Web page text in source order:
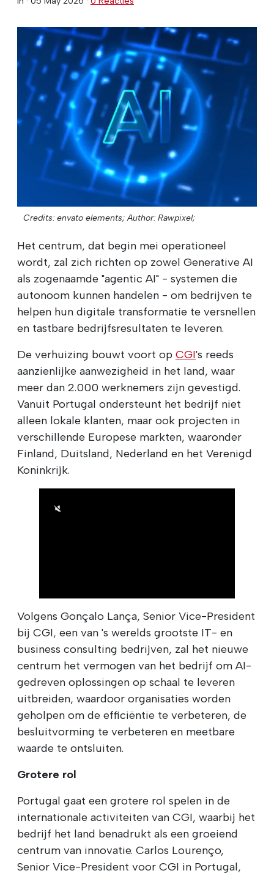
Credits: envato elements; Author: Rawpixel;
Het centrum, dat begin mei operationeel
wordt, zal zich richten op zowel Generative AI
als zogenaamde "agentic AI" - systemen die
autonoom kunnen handelen - om bedrijven te
helpen hun digitale transformatie te versnellen
en tastbare bedrijfsresultaten te leveren.
De verhuizing bouwt voort op CGI's reeds
aanzienlijke aanwezigheid in het land, waar
meer dan 2.000 werknemers zijn gevestigd.
Vanuit Portugal ondersteunt het bedrijf niet
alleen lokale klanten, maar ook projecten in
verschillende Europese markten, waaronder
Finland, Duitsland, Nederland en het Verenigd
Koninkrijk.
Volgens Gonçalo Lança, Senior Vice-President
bij CGI, een van 's werelds grootste IT- en
business consulting bedrijven, zal het nieuwe
centrum het vermogen van het bedrijf om AI-
gedreven oplossingen op schaal te leveren
uitbreiden, waardoor organisaties worden
geholpen om de efficiëntie te verbeteren, de
besluitvorming te verbeteren en meetbare
waarde te ontsluiten.
Grotere rol
Portugal gaat een grotere rol spelen in de
internationale activiteiten van CGI, waarbij het
bedrijf het land benadrukt als een groeiend
centrum van innovatie. Carlos Lourenço,
Senior Vice-President voor CGI in Portugal,